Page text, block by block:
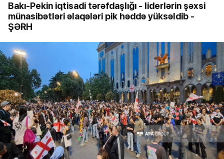
​​​​​​​Bakı-Pekin iqtisadi tərəfdaşlığı - liderlərin şəxsi
münasibətləri əlaqələri pik həddə yüksəldib -
ŞƏRH